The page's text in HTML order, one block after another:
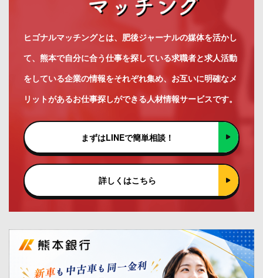
ヒゴナルマッチングとは、肥後ジャーナルの媒体を活かし
て、熊本で自分に合う仕事を探している求職者と求人活動
をしている企業の情報をそれぞれ集め、お互いに明確なメ
リットがあるお仕事探しができる人材情報サービスです。
まずはLINEで簡単相談！
詳しくはこちら